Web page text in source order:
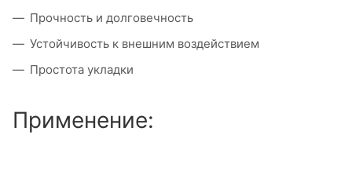
Прочность и долговечность
Устойчивость к внешним воздействием
Простота укладки
Применение: